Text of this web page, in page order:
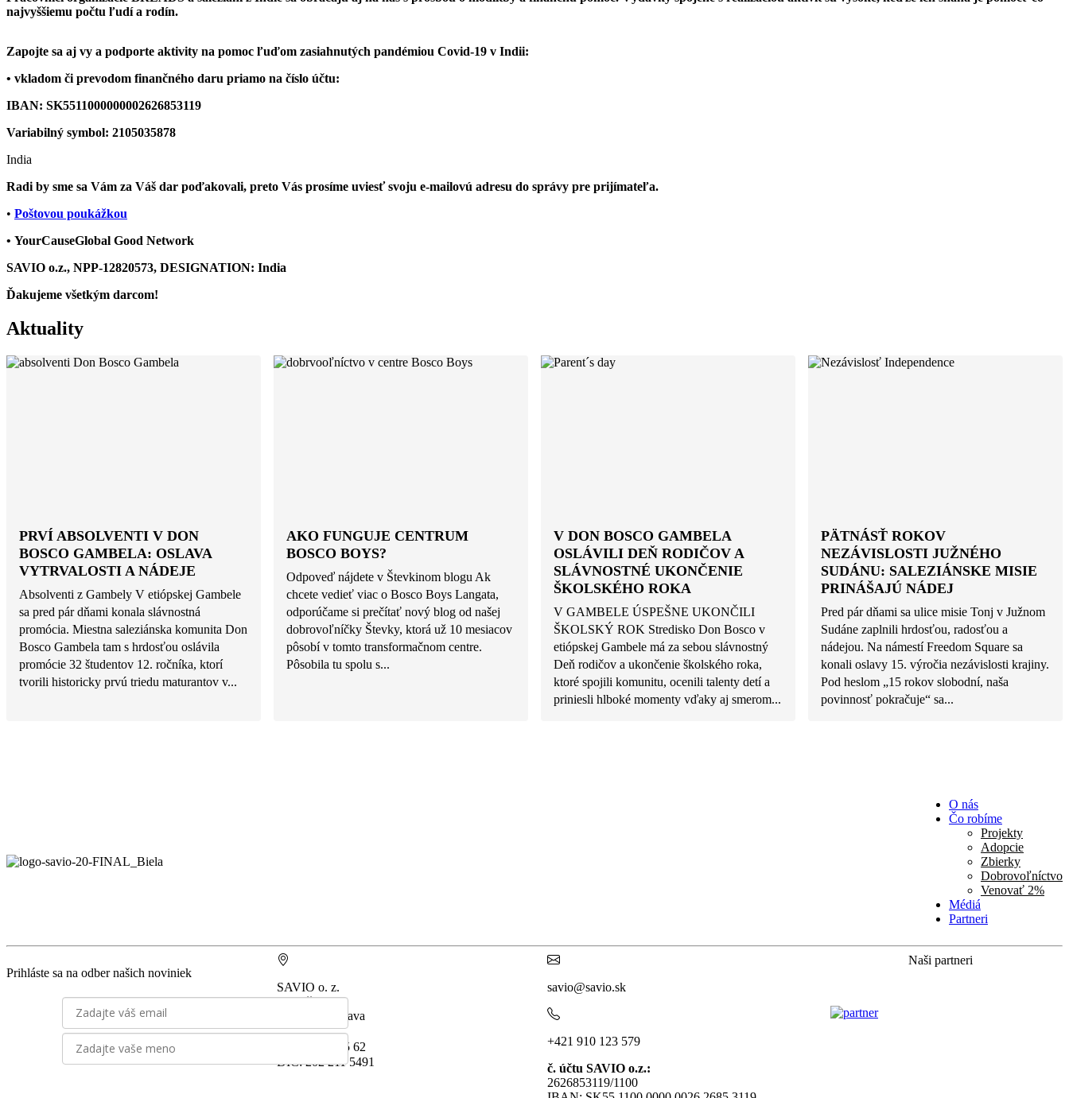
najvyššiemu počtu ľudí a rodín.
Zapojte sa aj vy a podporte aktivity na pomoc ľuďom zasiahnutých pandémiou Covid-19 v Indii:
• vkladom či prevodom finančného daru priamo na číslo účtu:
IBAN: SK5511000000002626853119
Variabilný symbol: 2105035878
India
Radi by sme sa Vám za Váš dar poďakovali, preto Vás prosíme uviesť svoju e-mailovú adresu do správy pre prijímateľa.
• Poštovou poukážkou
• YourCauseGlobal Good Network
SAVIO o.z., NPP-12820573, DESIGNATION: India
Ďakujeme všetkým darcom!
Aktuality
PRVÍ ABSOLVENTI V DON
BOSCO GAMBELA: OSLAVA
VYTRVALOSTI A NÁDEJE
Absolventi z Gambely V etiópskej Gambele
sa pred pár dňami konala slávnostná
promócia. Miestna saleziánska komunita Don
Bosco Gambela tam s hrdosťou oslávila
promócie 32 študentov 12. ročníka, ktorí
tvorili historicky prvú triedu maturantov v...
AKO FUNGUJE CENTRUM
BOSCO BOYS?
Odpoveď nájdete v Števkinom blogu Ak
chcete vedieť viac o Bosco Boys Langata,
odporúčame si prečítať nový blog od našej
dobrovoľníčky Števky, ktorá už 10 mesiacov
pôsobí v tomto transformačnom centre.
Pôsobila tu spolu s...
V DON BOSCO GAMBELA
OSLÁVILI DEŇ RODIČOV A
SLÁVNOSTNÉ UKONČENIE
ŠKOLSKÉHO ROKA
V GAMBELE ÚSPEŠNE UKONČILI
ŠKOLSKÝ ROK Stredisko Don Bosco v
etiópskej Gambele má za sebou slávnostný
Deň rodičov a ukončenie školského roka,
ktoré spojili komunitu, ocenili talenty detí a
priniesli hlboké momenty vďaky aj smerom...
PÄTNÁSŤ ROKOV
NEZÁVISLOSTI JUŽNÉHO
SUDÁNU: SALEZIÁNSKE MISIE
PRINÁŠAJÚ NÁDEJ
Pred pár dňami sa ulice misie Tonj v Južnom
Sudáne zaplnili hrdosťou, radosťou a
nádejou. Na námestí Freedom Square sa
konali oslavy 15. výročia nezávislosti krajiny.
Pod heslom „15 rokov slobodní, naša
povinnosť pokračuje“ sa...
O nás
Čo robíme
Projekty
Adopcie
Zbierky
Dobrovoľníctvo
Venovať 2%
Médiá
Partneri
Prihláste sa na odber našich noviniek
SAVIO o. z.
Miletičova 7
821 08 Bratislava
IČO: 30 79 95 62
DIČ: 202 211 5491
savio@savio.sk
+421 910 123 579
č. účtu SAVIO o.z.:
2626853119/1100
Naši partneri